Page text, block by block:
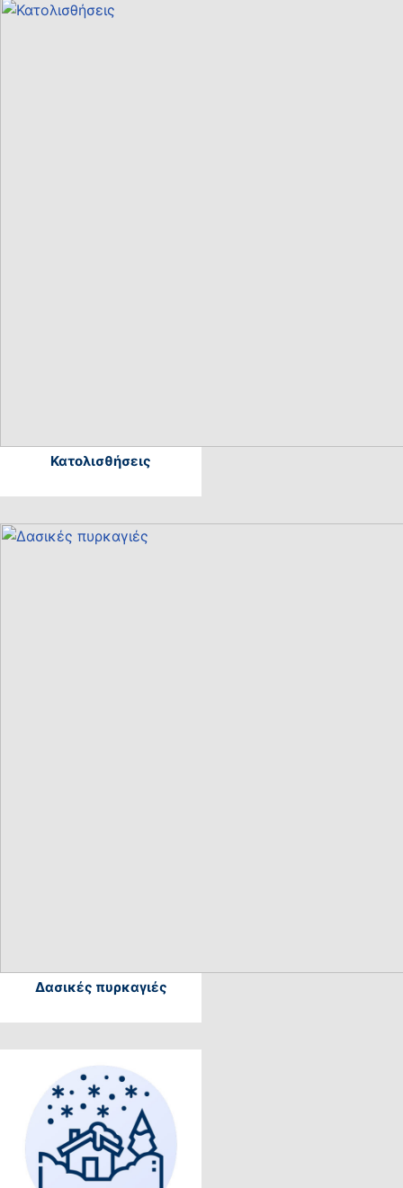
Κατολισθήσεις
Δασικές πυρκαγιές